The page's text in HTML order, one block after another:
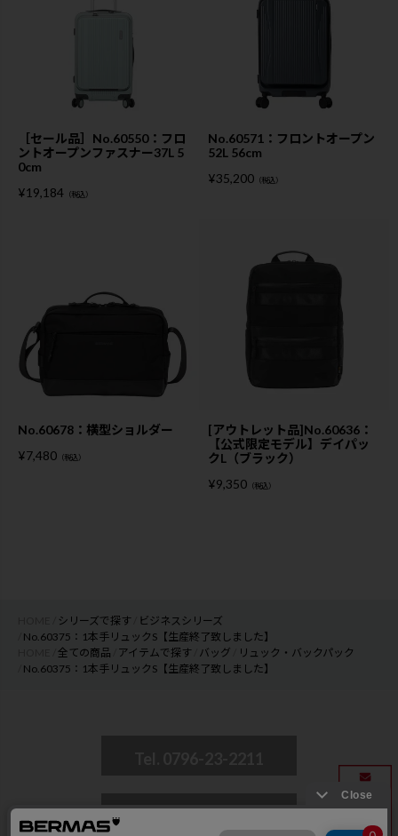
［セール品］No.60550：フロ
ントオープンファスナー37L 5
0cm
¥19,184 （税込）
No.60571：フロントオープン
52L 56cm
¥35,200 （税込）
No.60678：横型ショルダー
¥7,480 （税込）
[アウトレット品]No.60636：
【公式限定モデル】デイパッ
クL（ブラック）
¥9,350 （税込）
シリーズで探す
ビジネスシリーズ
No.60375：1本手リュックS【生産終了致しました】
全ての商品 アイテムで探す バッグ
リュック・バックパック
No.60375：1本手リュックS【生産終了致しました】